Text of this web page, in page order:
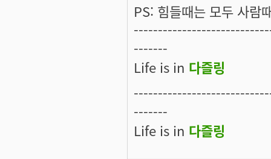
PS: 힘들때는 모두 사람
-------
Life is in 다즐링
-------
Life is in 다즐링